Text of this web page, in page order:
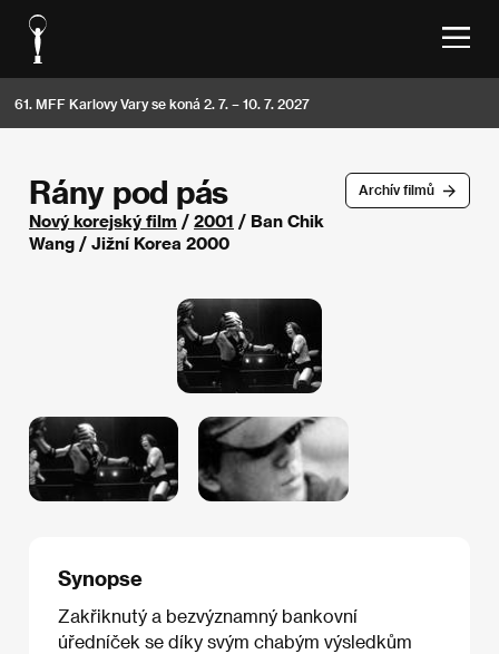
61. MFF Karlovy Vary se koná 2. 7. – 10. 7. 2027
Archív filmů
Rány pod pás
Nový korejský film / 2001 / Ban Chik
Wang / Jižní Korea 2000
Synopse
Zakřiknutý a bezvýznamný bankovní
úředníček se díky svým chabým výsledkům